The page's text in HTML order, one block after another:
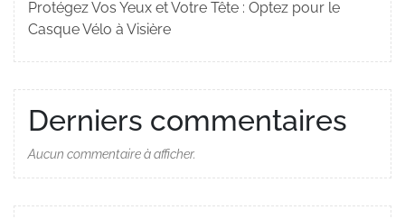
Protégez Vos Yeux et Votre Tête : Optez pour le
Casque Vélo à Visière
Derniers commentaires
Aucun commentaire à afficher.